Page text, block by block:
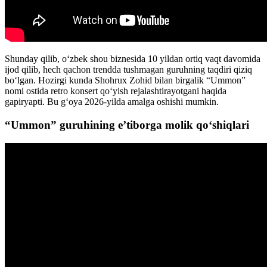
Shunday qilib, oʻzbek shou biznesida 10 yildan ortiq vaqt davomida
ijod qilib, hech qachon trendda tushmagan guruhning taqdiri qiziq
boʻlgan. Hozirgi kunda Shohrux Zohid bilan birgalik “Ummon”
nomi ostida retro konsert qoʻyish rejalashtirayotgani haqida
gapiryapti. Bu gʻoya 2026-yilda amalga oshishi mumkin.
“Ummon” guruhining e’tiborga molik qoʻshiqlari